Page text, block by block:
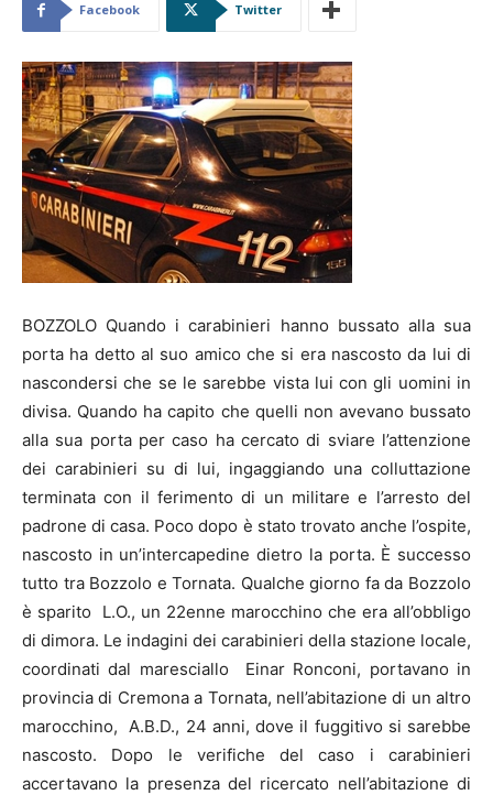
Facebook Twitter
BOZZOLO Quando i carabinieri hanno bussato alla sua
porta ha detto al suo amico che si era nascosto da lui di
nascondersi che se le sarebbe vista lui con gli uomini in
divisa. Quando ha capito che quelli non avevano bussato
alla sua porta per caso ha cercato di sviare l’attenzione
dei carabinieri su di lui, ingaggiando una colluttazione
terminata con il ferimento di un militare e l’arresto del
padrone di casa. Poco dopo è stato trovato anche l’ospite,
nascosto in un’intercapedine dietro la porta. È successo
tutto tra Bozzolo e Tornata. Qualche giorno fa da Bozzolo
è sparito L.O., un 22enne marocchino che era all’obbligo
di dimora. Le indagini dei carabinieri della stazione locale,
coordinati dal maresciallo Einar Ronconi, portavano in
provincia di Cremona a Tornata, nell’abitazione di un altro
marocchino, A.B.D., 24 anni, dove il fuggitivo si sarebbe
nascosto. Dopo le verifiche del caso i carabinieri
accertavano la presenza del ricercato nell’abitazione di